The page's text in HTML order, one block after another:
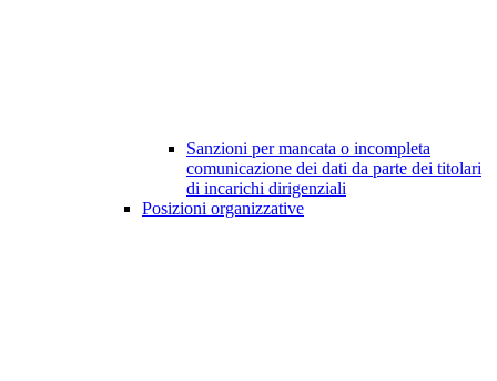
Sanzioni per mancata o incompleta
comunicazione dei dati da parte dei titolari
di incarichi dirigenziali
Posizioni organizzative